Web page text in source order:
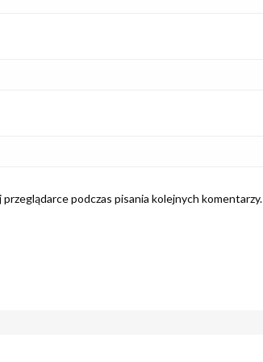
podczas pisania kolejnych komentarzy.